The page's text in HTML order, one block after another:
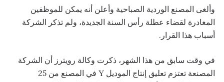
وألغى المصنع الوردية الصباحية وأعلن أنه يمكن للموظفين
المغادرة لقضاء عطلة رأس السنة الجديدة، ولم تذكر الشركة
أسباب هذا القرار.
في وقت سابق من هذا الشهر، ذكرت وكالة رويترز أن الشركة
المصنعة تعتزم تعليق إنتاج الموديل Y في المصنع من 25